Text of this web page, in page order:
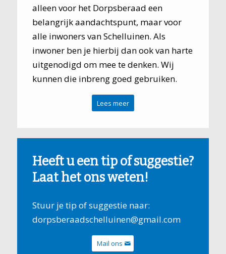
alleen voor het Dorpsberaad een
belangrijk aandachtspunt, maar voor
alle inwoners van Schelluinen. Als
inwoner ben je hierbij dan ook van harte
uitgenodigd om mee te denken. Wij
kunnen die inbreng goed gebruiken.
Lees meer
Heeft u een tip of suggestie?
Laat het ons weten!
Stuur je tip of suggestie naar:
dorpsberaadschelluinen@gmail.com
Mail ons